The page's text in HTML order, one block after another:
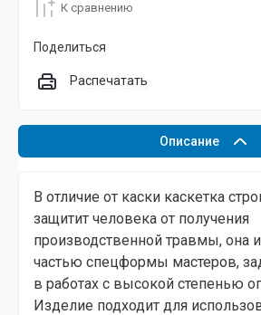
К сравнению
Поделиться
Распечатать
Описание
В отличие от каски каскетка
защитит человека от получения
производственной травмы, она
частью спецформы мастеров,
в работах с высокой степенью
Изделие подходит для